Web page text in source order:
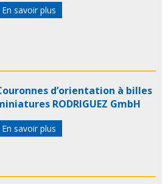
En savoir plus
d’orientation à billes
RODRIGUEZ GmbH
En savoir plus